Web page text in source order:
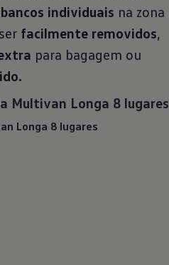
bancos individuais na zona
facilmente removidos,
para bagagem ou
Multivan Longa 8 lugares
Longa 8 lugares